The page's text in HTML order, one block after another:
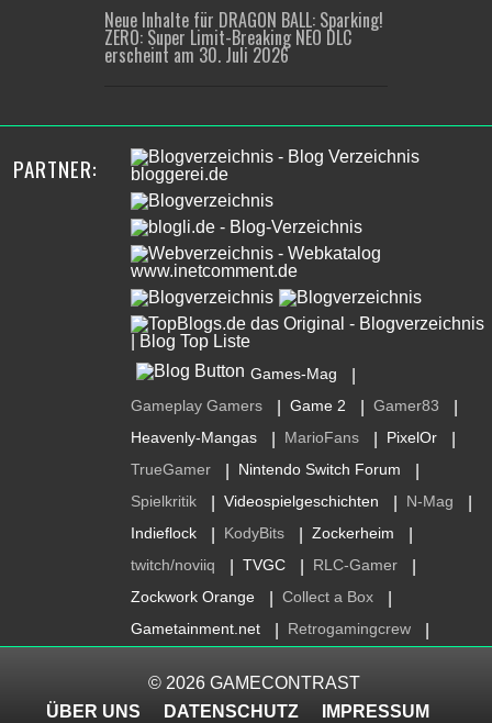
Neue Inhalte für DRAGON BALL: Sparking!
ZERO: Super Limit-Breaking NEO DLC
erscheint am 30. Juli 2026
PARTNER:
Games-Mag
Gameplay Gamers Game 2 Gamer83
Heavenly-Mangas MarioFans PixelOr
TrueGamer Nintendo Switch Forum
Spielkritik Videospielgeschichten N-Mag
Indieflock KodyBits Zockerheim
twitch/noviiq TVGC RLC-Gamer
Zockwork Orange Collect a Box
Gametainment.net Retrogamingcrew
© 2026 GAMECONTRAST
ÜBER UNS
DATENSCHUTZ IMPRESSUM